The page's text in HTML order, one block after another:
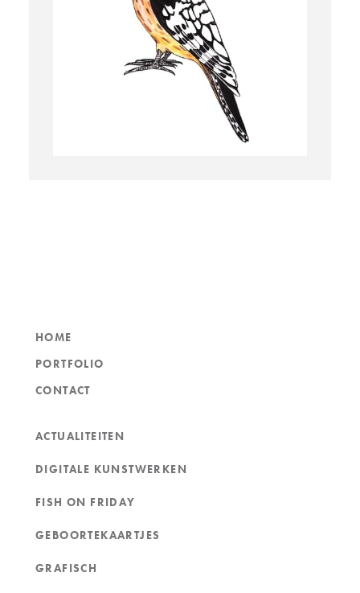
HOME
PORTFOLIO
CONTACT
ACTUALITEITEN
DIGITALE KUNSTWERKEN
FISH ON FRIDAY
GEBOORTEKAARTJES
GRAFISCH